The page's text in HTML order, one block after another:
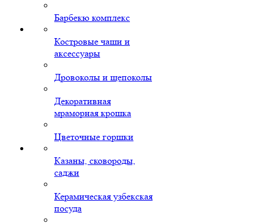
Барбекю комплекс
Костровые чаши и
аксессуары
Дровоколы и щепоколы
Декоративная
мраморная крошка
Цветочные горшки
Казаны, сковороды,
саджи
Керамическая узбекская
посуда